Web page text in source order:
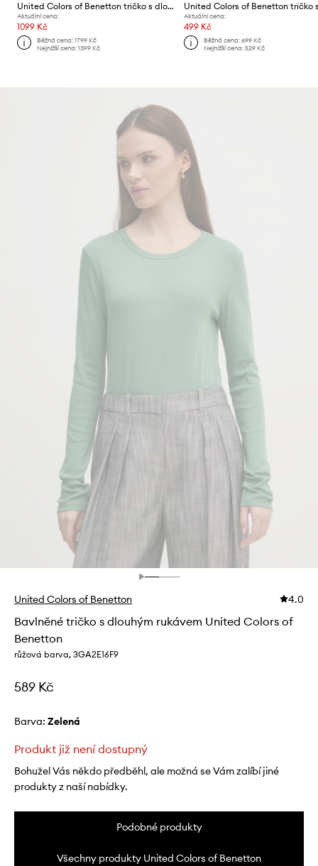
United Colors of Benetton tričko s dlouhým rukávem dámské bavlněné
Aktuální cena:
1099 Kč
Běžná cena:1799 Kč
Nejnižší cena:1399 Kč
Aktuální cena:
499 Kč
Běžná cena: 699 Kč
Nejnižší cena: 529 Kč
United Colors of Benetton 4.0
Bavlněné tričko s dlouhým rukávem United Colors of
Benetton
růžová barva, 3GA2E16F9
589 Kč
Barva: zelená
Produkt již není dostupný
Bohužel Vás někdo předběhl, ale možná se Vám zalíbí jiné
produkty z naší nabídky.
Podobné produkty
Všechny produkty United Colors of Benetton